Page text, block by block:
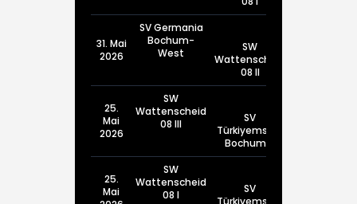
31. Mai
2026
SV Germania
Bochum-
West
SW
Wattenscheid
08 II
25.
Mai
2026
SW
Wattenscheid
08 III
SV
Türkiyemspor
Bochum III
25.
Mai
SW
Wattenscheid
08 I
SV
Türkiyemspor